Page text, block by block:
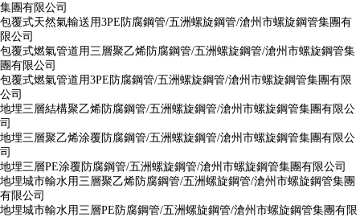
集團有限公司
包覆式天然氣輸送用3PE防腐鋼管/五洲螺旋鋼管/滄州市螺旋鋼管集團有
限公司
包覆式燃氣管道用三層聚乙烯防腐鋼管/五洲螺旋鋼管/滄州市螺旋鋼管集
團有限公司
包覆式燃氣管道用3PE防腐鋼管/五洲螺旋鋼管/滄州市螺旋鋼管集團有限
公司
地埋三層結構聚乙烯防腐鋼管/五洲螺旋鋼管/滄州市螺旋鋼管集團有限公
司
地埋三層聚乙烯涂覆防腐鋼管/五洲螺旋鋼管/滄州市螺旋鋼管集團有限公
司
地埋三層PE涂覆防腐鋼管/五洲螺旋鋼管/滄州市螺旋鋼管集團有限公司
地埋城市輸水用三層聚乙烯防腐鋼管/五洲螺旋鋼管/滄州市螺旋鋼管集團
有限公司
地埋城市輸水用三層PE防腐鋼管/五洲螺旋鋼管/滄州市螺旋鋼管集團有限